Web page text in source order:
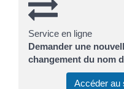
Service en ligne
Demander une
changement du nom
Accéder au